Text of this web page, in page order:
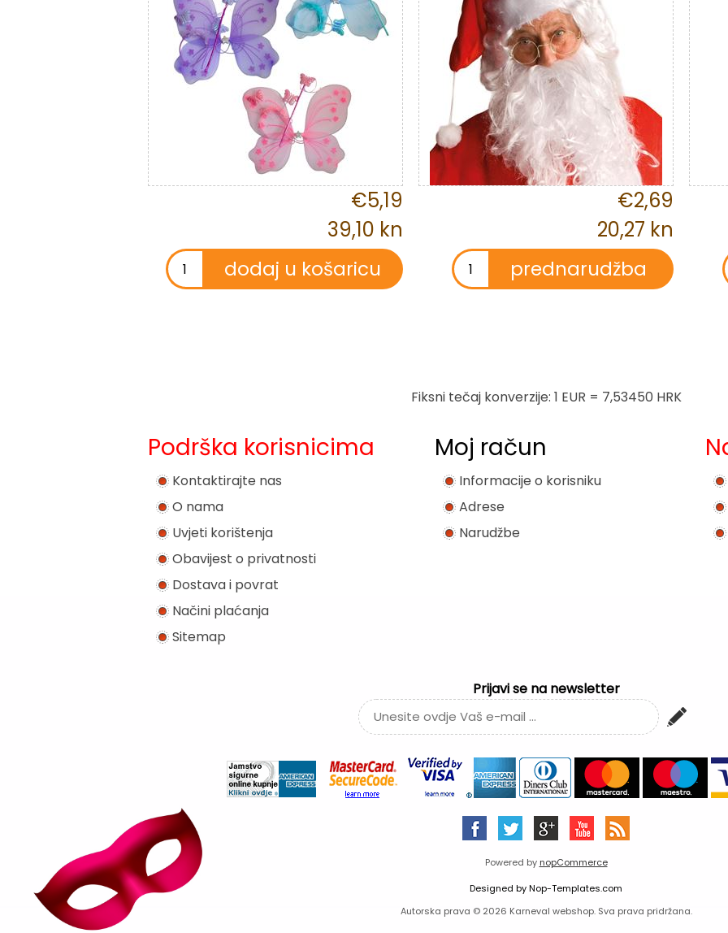
€5,19
39,10 kn
€2,69
20,27 kn
Fiksni tečaj konverzije: 1 EUR = 7,53450 HRK
Podrška korisnicima
Kontaktirajte nas
O nama
Uvjeti korištenja
Obavijest o privatnosti
Dostava i povrat
Načini plaćanja
Sitemap
Moj račun
Informacije o korisniku
Adrese
Narudžbe
Prijavi se na newsletter
Powered by nopCommerce
Designed byNop-Templates.com
Autorska prava © 2026 Karneval webshop. Sva prava pridržana.